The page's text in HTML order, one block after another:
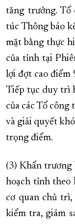
tăng trưởng.
túc Thông báo
mặt bằng thực
của tỉnh tại
lợi đợt cao điểm
Tiếp tục duy trì
của các Tổ công
và giải quyết
trọng điểm.
(3) Khẩn trương
hoạch tỉnh theo
cơ quan chủ trì,
kiểm tra, giám